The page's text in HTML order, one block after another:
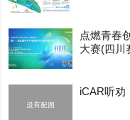
点燃青春
大赛(四川
iCAR听劝